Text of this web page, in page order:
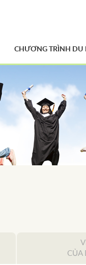
CHƯƠNG TRÌNH DU
CỦA